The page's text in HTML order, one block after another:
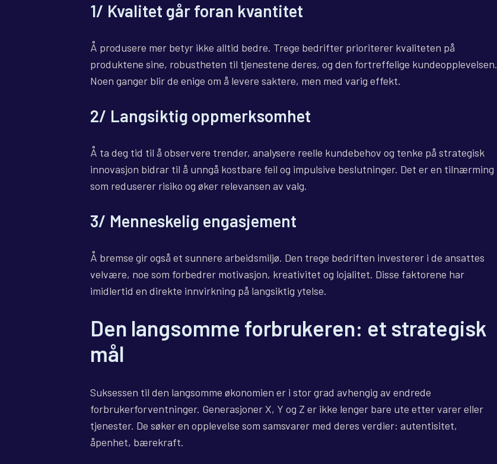
1/ Kvalitet går foran kvantitet
Å produsere mer betyr ikke alltid bedre. Trege bedrifter prioriterer kvaliteten på
produktene sine, robustheten til tjenestene deres, og den fortreffelige kundeopplevelsen.
Noen ganger blir de enige om å levere saktere, men med varig effekt.
2/ Langsiktig oppmerksomhet
Å ta deg tid til å observere trender, analysere reelle kundebehov og tenke på strategisk
innovasjon bidrar til å unngå kostbare feil og impulsive beslutninger. Det er en tilnærming
som reduserer risiko og øker relevansen av valg.
3/ Menneskelig engasjement
Å bremse gir også et sunnere arbeidsmiljø. Den trege bedriften investerer i de ansattes
velvære, noe som forbedrer motivasjon, kreativitet og lojalitet. Disse faktorene har
imidlertid en direkte innvirkning på langsiktig ytelse.
Den langsomme forbrukeren: et strategisk
mål
Suksessen til den langsomme økonomien er i stor grad avhengig av endrede
forbrukerforventninger. Generasjoner X, Y og Z er ikke lenger bare ute etter varer eller
tjenester. De søker en opplevelse som samsvarer med deres verdier: autentisitet,
åpenhet, bærekraft.